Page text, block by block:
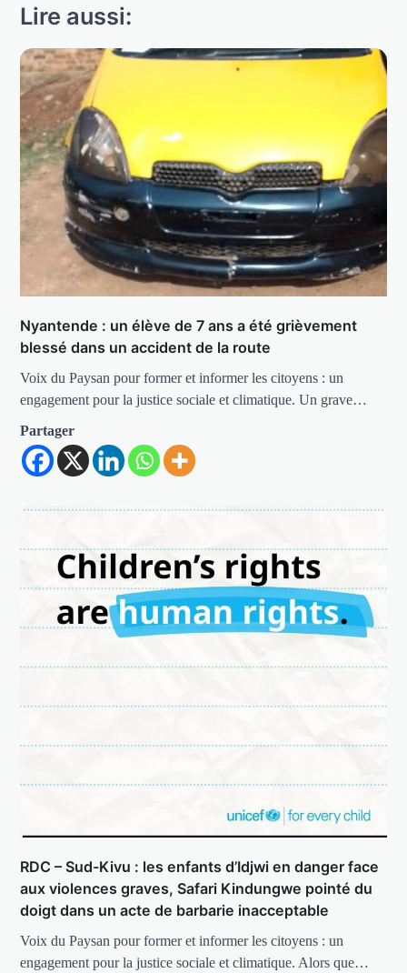
Lire aussi:
Nyantende : un élève de 7 ans a été grièvement
blessé dans un accident de la route
Voix du Paysan pour former et informer les citoyens : un
engagement pour la justice sociale et climatique. Un grave…
Partager
RDC – Sud-Kivu : les enfants d’Idjwi en danger face
aux violences graves, Safari Kindungwe pointé du
doigt dans un acte de barbarie inacceptable
Voix du Paysan pour former et informer les citoyens : un
engagement pour la justice sociale et climatique. Alors que…